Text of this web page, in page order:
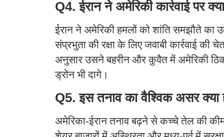
Q4. ईरान ने अमेरिकी कार्रवाई पर
ईरान ने अमेरिकी हमलों को शांति समझौते का
संप्रभुता की रक्षा के लिए जवाबी कार्रवाई की
अनुसार उसने बहरीन और कुवैत में अमेरिकी
ड्रोन भी दागे।
Q5. इस तनाव का वैश्विक असर क्या
अमेरिका-ईरान तनाव बढ़ने से कच्चे तेल की